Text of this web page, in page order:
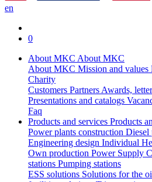
en
0
About MKC About MKC
About MKC Mission and values
Charity
Customers PartnersAwards,
Presentations and catalogs
Faq
Products and services Products
Power plants construction Diesel
Engineering design Individual
Own production Power Supply
stations Pumping stations
ESS solutions Solutions for the